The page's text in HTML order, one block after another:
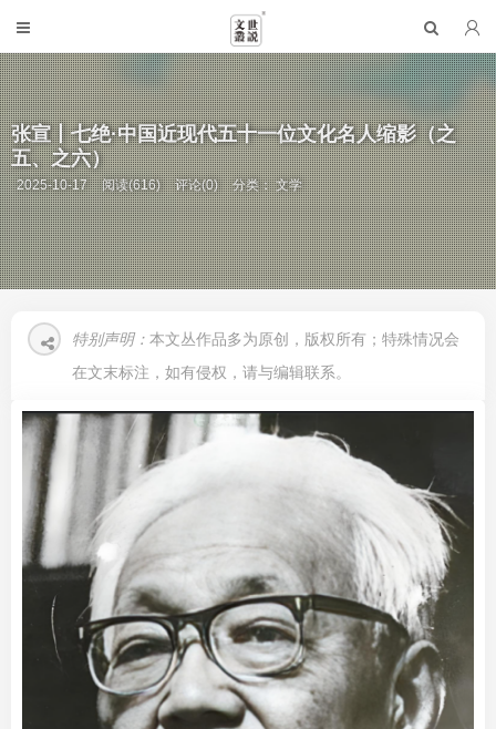
张宣丨七绝·中国近现代五十一位文化名人缩影（之
五、之六）
2025-10-17 阅读(616) 评论(0) 分类：文学
特别声明： 本文丛作品多为原创，版权所有；特殊情况会
在文末标注，如有侵权，请与编辑联系。